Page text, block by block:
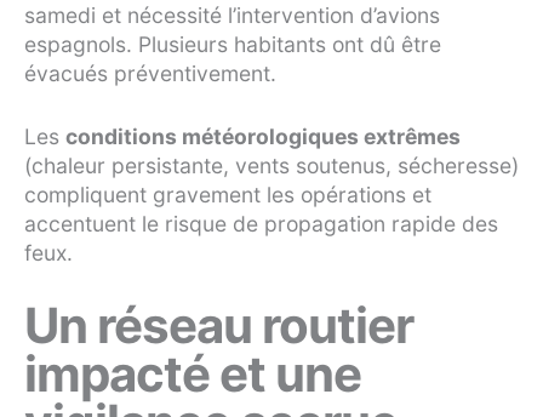
samedi et nécessité l’intervention d’avions
espagnols. Plusieurs habitants ont dû être
évacués préventivement.
Les conditions météorologiques extrêmes
(chaleur persistante, vents soutenus, sécheresse)
compliquent gravement les opérations et
accentuent le risque de propagation rapide des
feux.
Un réseau routier
impacté et une